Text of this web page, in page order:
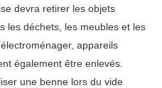
devra retirer les objets
les déchets, les meubles et les
appareils
également être enlevés.
une benne lors du vide